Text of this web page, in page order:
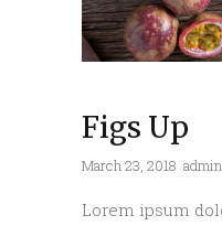
Figs Up
March 23, 2018 admin
Lorem ipsum